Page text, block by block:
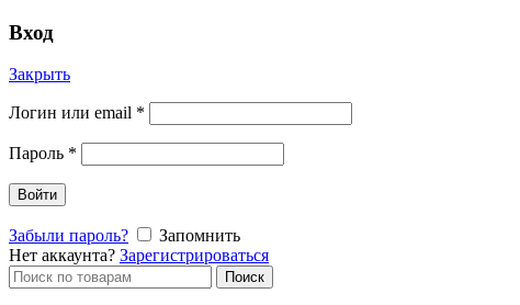
Вход
Закрыть
Логин или email *
Пароль *
Войти
Забыли пароль?
Запомнить
Нет аккаунта? Зарегистрироваться
Поиск
по:
Поиск